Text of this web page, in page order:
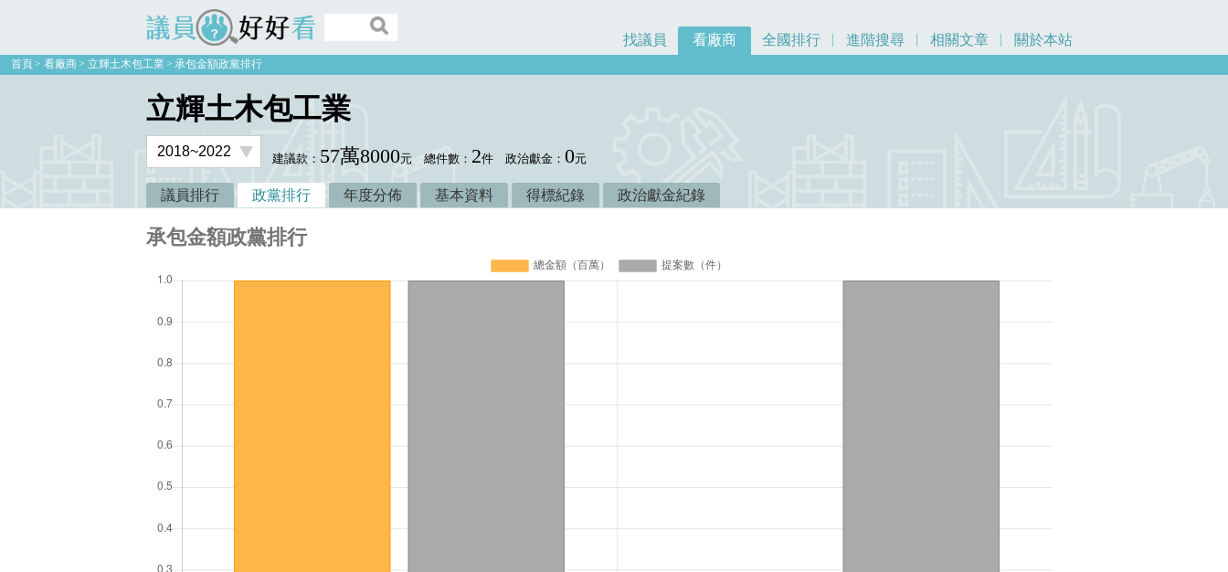
議員好好看
找議員 看廠商 全國排行 進階搜尋 相關文章 關於本站
首頁 看廠商 立輝土木包工業 承包金額政黨排行
立輝土木包工業
建議款： 57萬8000元 總件數： 2件 政治獻金：0元
議員排行 政黨排行 年度分佈 基本資料 得標紀錄 政治獻金紀錄
承包金額政黨排行